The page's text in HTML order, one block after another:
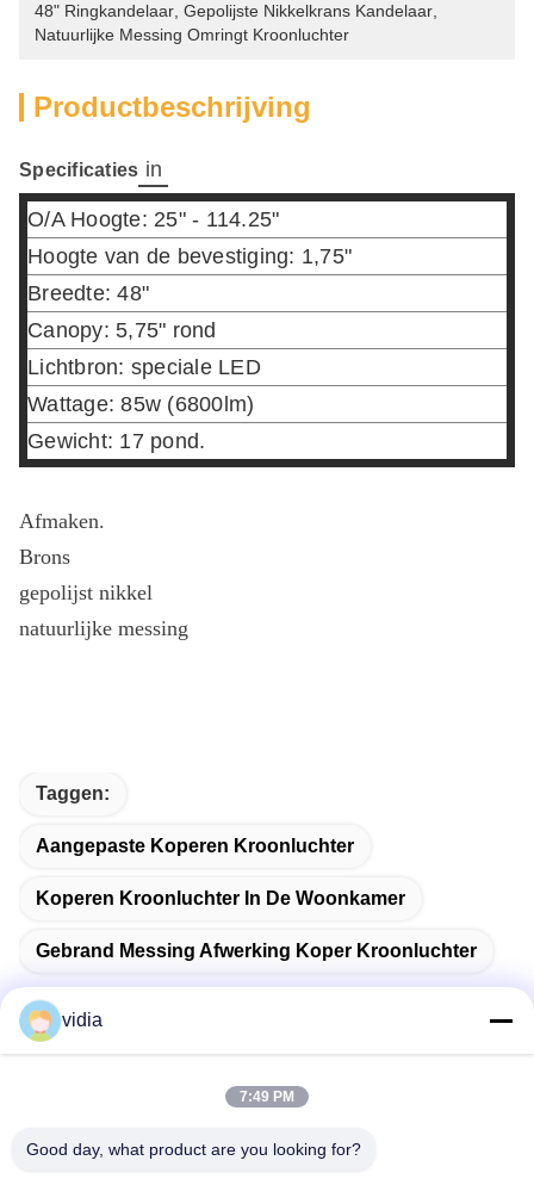
48" Ringkandelaar Gepolijste Nikkelkrans Kandelaar
Natuurlijke Messing Omringt Kroonluchter
Productbeschrijving
Specificaties in
O/A Hoogte: 25" - 114.25"
Hoogte van de bevestiging: 1,75"
Breedte: 48"
Canopy: 5,75" rond
Lichtbron: speciale LED
Wattage: 85w (6800lm)
Gewicht: 17 pond.
Afmaken.
Brons
gepolijst nikkel
natuurlijke messing
Taggen:
Aangepaste Koperen Kroonluchter
Koperen Kroonluchter In De Woonkamer
Gebrand Messing Afwerking Koper Kroonluchter
Adres
vidia
7:49 PM
Good day, what product are you looking for?